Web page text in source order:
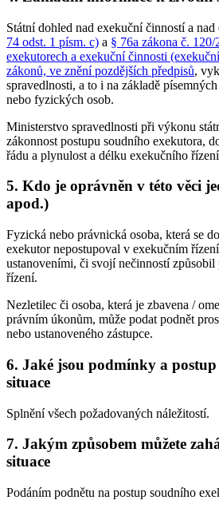
Státní dohled nad exekuční činností a
74 odst. 1 písm. c) a § 76a zákona č.
exekutorech a exekuční činnosti
zákonů, ve znění pozdějších předpisů,
spravedlnosti, a to i na základě
nebo fyzických osob.
Ministerstvo spravedlnosti při výkonu
zákonnost postupu soudního exekutora,
řádu a plynulost a délku exekučního
5. Kdo je oprávněn v této věci
apod.)
Fyzická nebo právnická osoba, která se
exekutor nepostupoval v exekučním
ustanoveními, či svojí nečinností
řízení.
Nezletilec či osoba, která je zbavena /
právním úkonům, může podat podnět
nebo ustanoveného zástupce.
6. Jaké jsou podmínky a
situace
Splnění všech požadovaných náležitostí.
7. Jakým způsobem můžete
situace
Podáním podnětu na postup soudního